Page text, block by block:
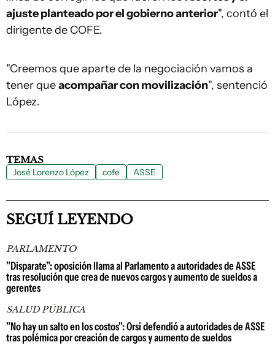
ajuste planteado por el gobierno anterior", contó el
dirigente de COFE.
"Creemos que aparte de la negociación vamos a
tener queacompañar con movilización", sentenció
López.
TEMAS
José Lorenzo López cofe ASSE
SEGUÍ LEYENDO
PARLAMENTO
"Disparate": oposición llama al Parlamento a autoridades de ASSE
tras resolución que crea de nuevos cargos y aumento de sueldos a
gerentes
SALUD PÚBLICA
"No hay un salto en los costos": Orsi defendió a autoridades de ASSE
tras polémica por creación de cargos y aumento de sueldos